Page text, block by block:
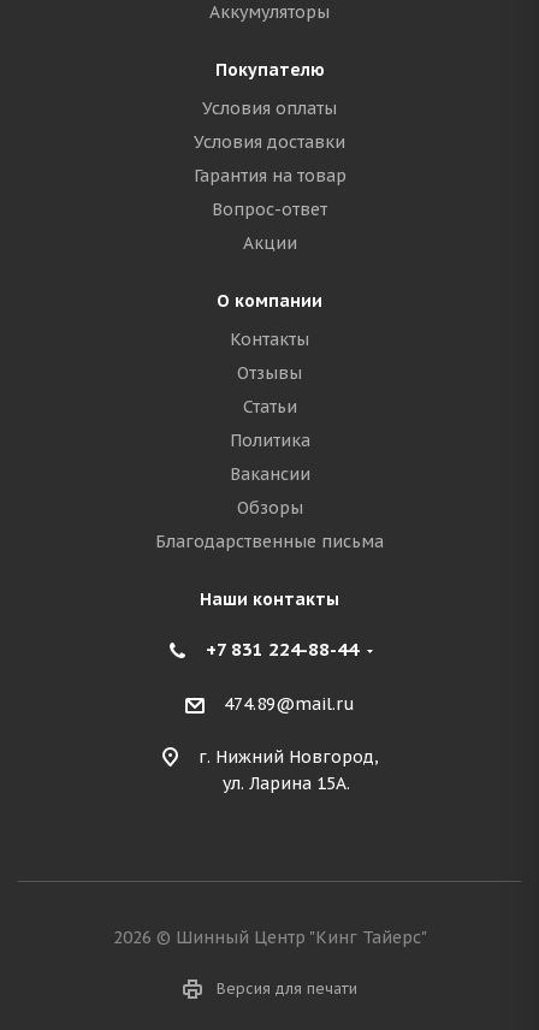
Аккумуляторы
Покупателю
Условия оплаты
Условия доставки
Гарантия на товар
Вопрос-ответ
Акции
О компании
Контакты
Отзывы
Статьи
Политика
Вакансии
Обзоры
Благодарственные письма
Наши контакты
+7 831 224-88-44
474.89@mail.ru
г. Нижний Новгород,
ул. Ларина 15А.
2026 © Шинный Центр "Кинг Тайерс"
Версия для печати